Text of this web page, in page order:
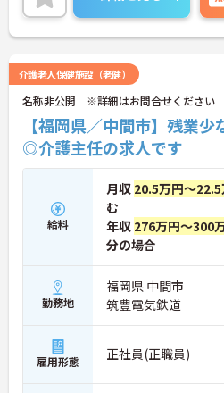
ができます☆
駐車場が完備されていて、マイカー
め、通勤に便利です。
さい。更に詳細などお伝えします。
介護老人保健施設（老健）
名称非公開 ※詳細はお問合せください
【福岡県／中間市】残業
◎介護主任の求人です
給料
月収 20.5万円～22.5
む
年収 276万円～300
分の場合
勤務地
福岡県 中間市
筑豊電気鉄道
雇用形態 正社員(正職員)